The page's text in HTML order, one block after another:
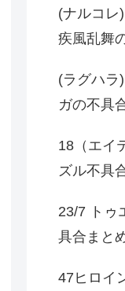
(ナルコレ
疾風乱舞
(ラグハラ
ガの不具
18（エイ
ズル不具
23/7 トゥ
具合まと
47ヒロイ